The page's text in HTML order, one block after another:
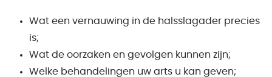
Wat een vernauwing in de halsslagader precies
is;
Wat de oorzaken en gevolgen kunnen zijn;
Welke behandelingen uw arts u kan geven;